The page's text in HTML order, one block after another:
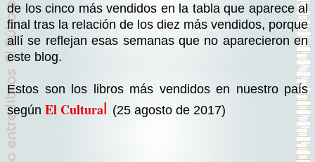
de los cinco más vendidos en la tabla que aparece al
final tras la relación de los diez más vendidos, porque
allí se reflejan esas semanas que no aparecieron en
este blog.
Estos son los libros más vendidos en nuestro país
según El Cultural (25 agosto de 2017)